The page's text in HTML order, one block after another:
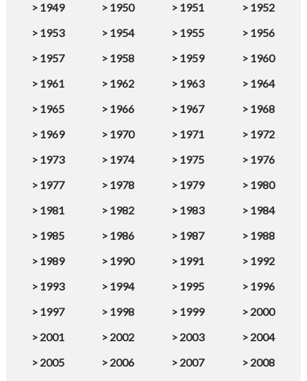
> 1949 > 1950 > 1951 > 1952
> 1953 > 1954 > 1955 > 1956
> 1957 > 1958 > 1959 > 1960
> 1961 > 1962 > 1963 > 1964
> 1965 > 1966 > 1967 > 1968
> 1969 > 1970 > 1971 > 1972
> 1973 > 1974 > 1975 > 1976
> 1977 > 1978 > 1979 > 1980
> 1981 > 1982 > 1983 > 1984
> 1985 > 1986 > 1987 > 1988
> 1989 > 1990 > 1991 > 1992
> 1993 > 1994 > 1995 > 1996
> 1997 > 1998 > 1999 > 2000
> 2001 > 2002 > 2003 > 2004
> 2005 > 2006 > 2007 > 2008